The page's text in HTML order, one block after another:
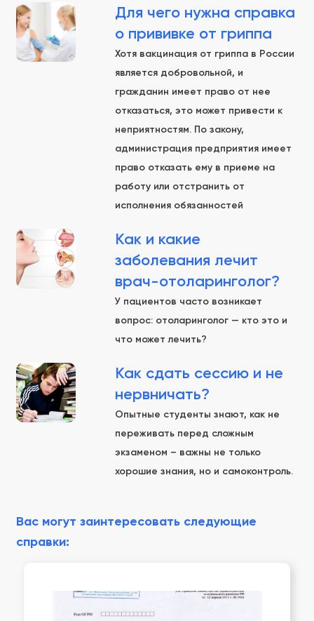
Для чего нужна справка
о прививке от гриппа
Хотя вакцинация от гриппа в России
является добровольной, и
гражданин имеет право от нее
отказаться, это может привести к
неприятностям. По закону,
администрация предприятия имеет
право отказать ему в приеме на
работу или отстранить от
исполнения обязанностей
Как и какие
заболевания лечит
врач-отоларинголог?
У пациентов часто возникает
вопрос: отоларинголог — кто это и
что может лечить?
Как сдать сессию и не
нервничать?
Опытные студенты знают, как не
переживать перед сложным
экзаменом – важны не только
хорошие знания, но и самоконтроль.
Вас могут заинтересовать следующие
справки: